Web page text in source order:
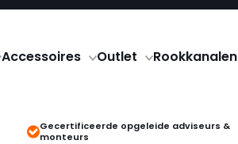
Accessoires Outlet Rookkanalen
Gecertificeerde opgeleide adviseurs &
monteurs